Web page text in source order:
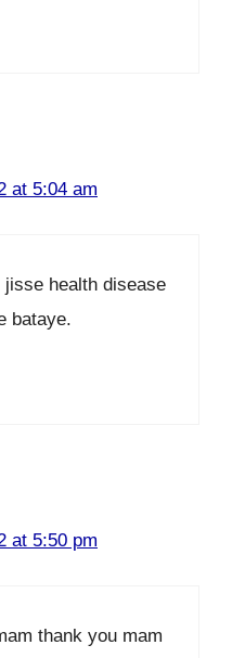
at 5:04 am
health disease
bataye.
at 5:50 pm
thank you mam